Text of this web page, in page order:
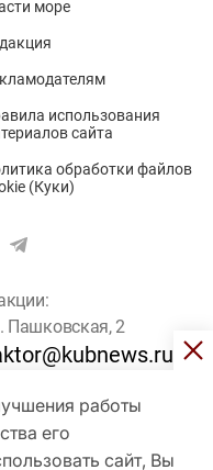
работы
его
сайт, Вы
море
использования
сайта
обработки файлов
(Куки)
Пашковская, 2
старше 16 лет
2017